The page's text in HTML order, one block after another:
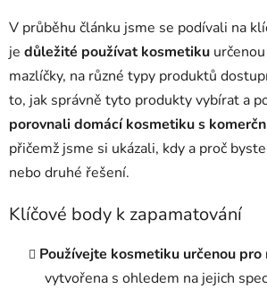
V průběhu článku jsme se podívali na
je důležité používat kosmetiku
mazlíčky, na různé typy produktů
to, jak správně tyto produkty vybírat a
porovnali domácí kosmetiku s
přičemž jsme si ukázali, kdy a proč
nebo druhé řešení.
Klíčové body k zapamatování
Používejte kosmetiku určenou pro
vytvořena s ohledem na jejich